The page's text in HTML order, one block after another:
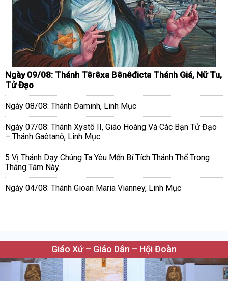
Ngày 09/08: Thánh Têrêxa Bênêđicta Thánh Giá, Nữ Tu,
Tử Đạo
Ngày 08/08: Thánh Đaminh, Linh Mục
Ngày 07/08: Thánh Xystô II, Giáo Hoàng Và Các Bạn Tử Đạo
– Thánh Gaêtanô, Linh Mục
5 Vị Thánh Dạy Chúng Ta Yêu Mến Bí Tích Thánh Thể Trong
Tháng Tám Này
Ngày 04/08: Thánh Gioan Maria Vianney, Linh Mục
Giáo Xứ – Giáo Dân – Hội Đoàn